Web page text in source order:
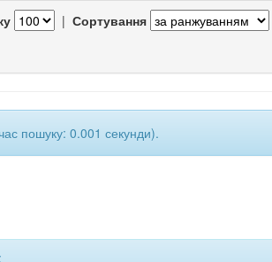
| Сортування
пошуку: 0.001 секунди).